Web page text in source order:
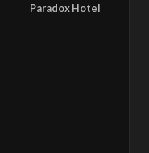
Paradox Hotel